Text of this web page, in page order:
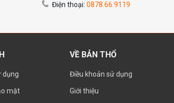
Điện thoại: 0878.66.9119
dụng
mật
VỀ BẢN THỔ
Điều khoản sử dụng
Giới thiệu